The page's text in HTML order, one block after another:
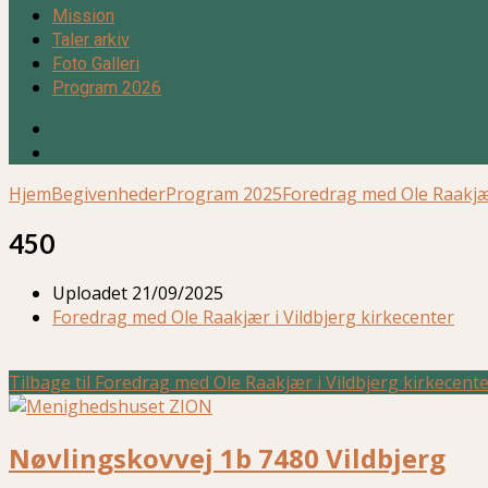
Mission
Taler arkiv
Foto Galleri
Program 2026
HjemBegivenhederProgram 2025Foredrag med Ole
450
Uploadet 21/09/2025
Foredrag med Ole Raakjær i Vildbjerg kirkecenter
Tilbage til Foredrag med Ole Raakjær i Vildbjerg
Nøvlingskovvej 1b 7480 Vildbjerg